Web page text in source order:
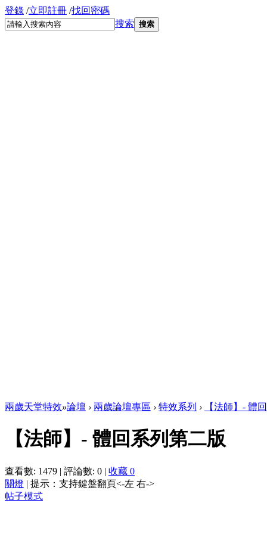
登錄 /立即註冊 /找回密碼
搜索 搜索
兩歲天堂特效»論壇 › 兩歲論壇專區 › 特效系列 › 【法師】- 體
【法師】- 體回系列第二版
查看數: 1479 | 評論數: 0 | 收藏 0
關燈 | 提示：支持鍵盤翻頁<-左 右->
帖子模式